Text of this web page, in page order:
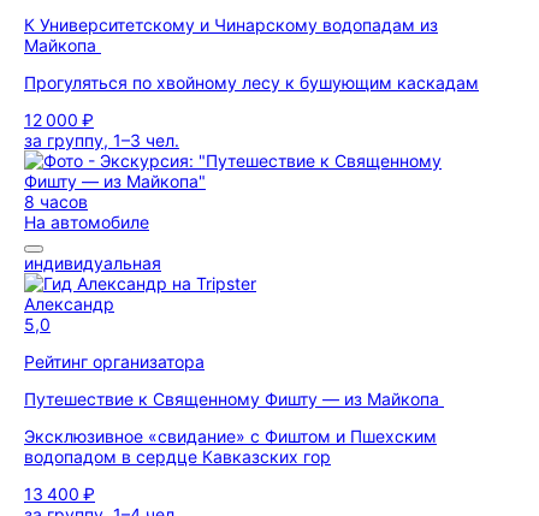
К Университетскому и Чинарскому водопадам из
Майкопа
Прогуляться по хвойному лесу к бушующим каскадам
12 000 ₽
за группу, 1–3 чел.
8 часов
На автомобиле
индивидуальная
Александр
5,0
Рейтинг организатора
Путешествие к Священному Фишту — из Майкопа
Эксклюзивное «свидание» с Фиштом и Пшехским
водопадом в сердце Кавказских гор
13 400 ₽